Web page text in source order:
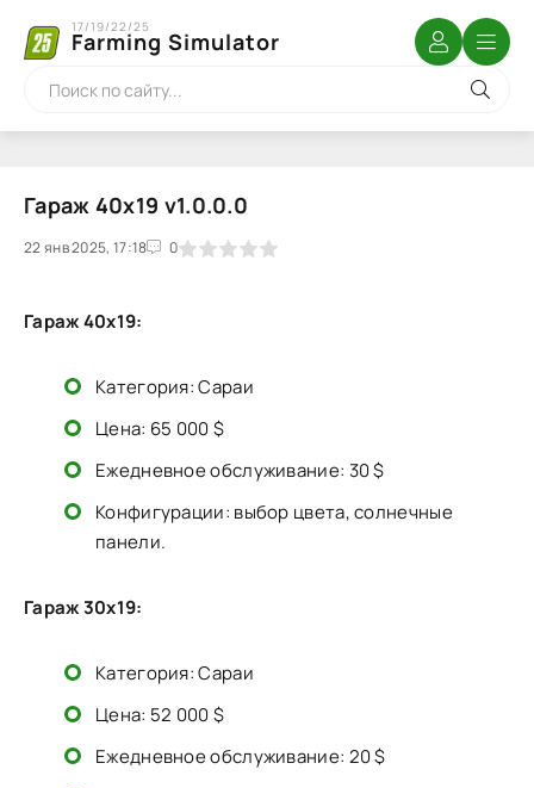
Farming Simulator
17/19/22/25
Гараж 40х19 v1.0.0.0
22 янв 2025, 17:18 0
1 2 3 4 5
Гараж 40х19:
Категория: Сараи
Цена: 65 000 $
Ежедневное обслуживание: 30 $
Конфигурации: выбор цвета, солнечные
панели.
Гараж 30х19:
Категория: Сараи
Цена: 52 000 $
Ежедневное обслуживание: 20 $